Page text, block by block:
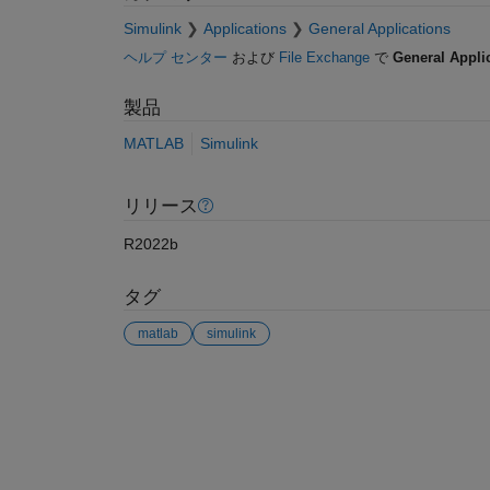
Simulink Applications General Applications
ヘルプ センター および File Exchangeで General
製品
MATLAB Simulink
リリース
R2022b
タグ
matlab simulink